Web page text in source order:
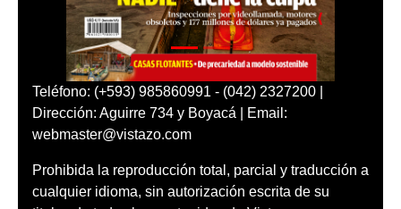
Teléfono: (+593) 985860991 - (042) 2327200 |
Dirección: Aguirre 734 y Boyacá | Email:
webmaster@vistazo.com
Prohibida la reproducción total, parcial y traducción a
cualquier idioma, sin autorización escrita de su